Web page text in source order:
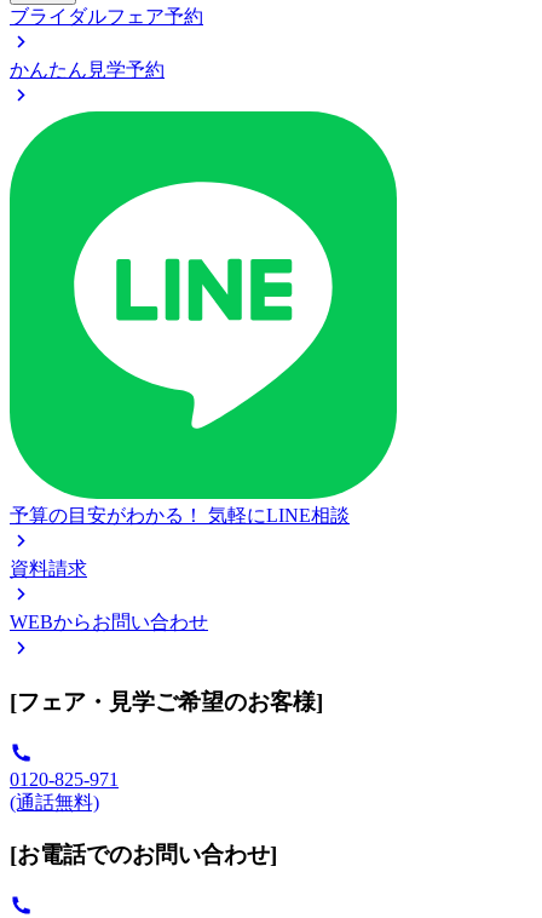
ブライダルフェア予約
かんたん見学予約
予算の目安がわかる！ 気軽にLINE相談
資料請求
WEBからお問い合わせ
[フェア・見学ご希望のお客様]
0120-825-971
(通話無料)
[お電話でのお問い合わせ]